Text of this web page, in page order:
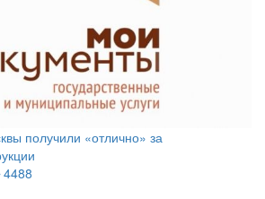
получили «отлично» за
4488